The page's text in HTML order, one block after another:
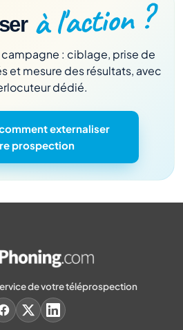
à l'action ?
: ciblage, prise de
et mesure des résultats, avec
dédié.
externaliser
prospection
de votre téléprospection